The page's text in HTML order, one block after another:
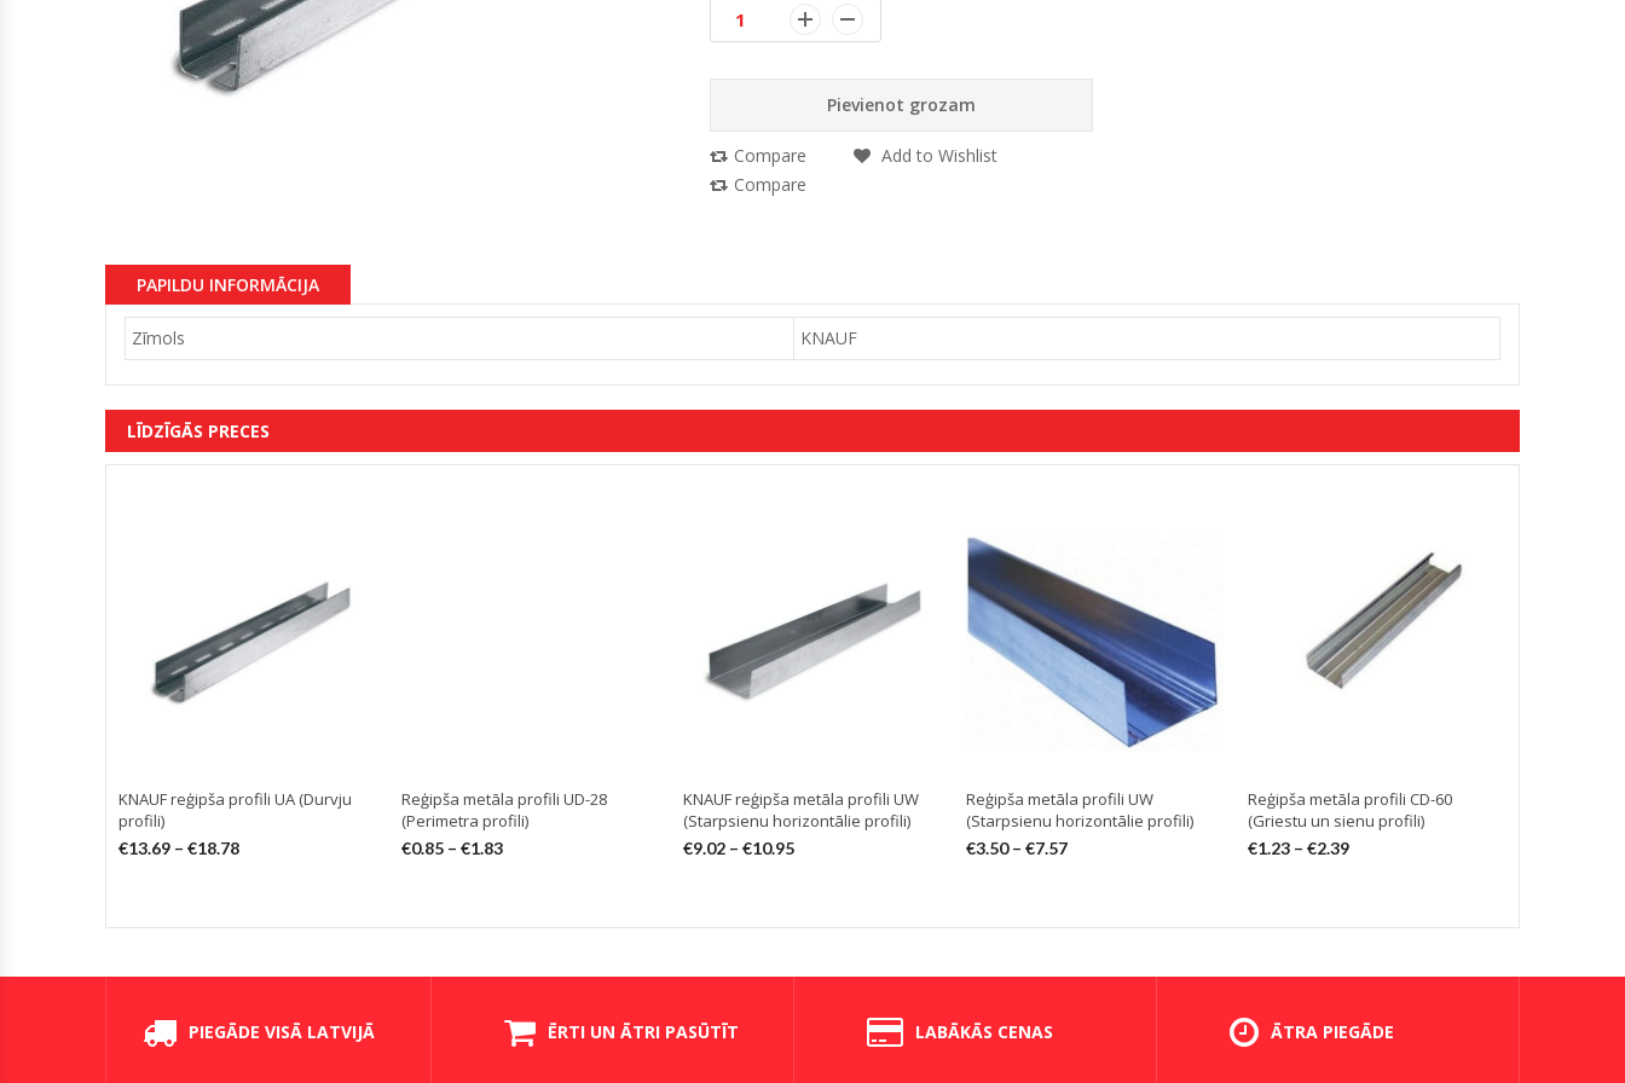
Pievienot grozam
Compare
Add to Wishlist
Compare
PAPILDU INFORMĀCIJA
Zīmols KNAUF
LĪDZĪGĀS PRECES
KNAUF reģipša profili UA (Durvju
profili)
€13.69 – €18.78
Reģipša metāla profili UD-28
(Perimetra profili)
€0.85– €1.83
KNAUF reģipša metāla profili UW
(Starpsienu horizontālie profili)
€9.02 –€10.95
Reģipša metāla profili UW
(Starpsienu horizontālie profili)
€3.50– €7.57
Reģipša metāla profili CD-60
(Griestu un sienu profili)
€1.23 –€2.39
PIEGĀDE VISĀ LATVIJĀ ĒRTI UN ĀTRI PASŪTĪT LABĀKĀS CENAS ĀTRA PIEGĀDE